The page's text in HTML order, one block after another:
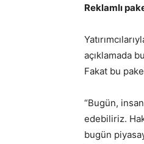
Reklamlı
açıklamada
Fakat bu
“Bugün,
edebiliriz.
bugün